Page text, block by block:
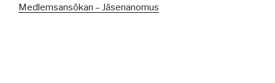
Medlemsansökan – Jäsenanomus